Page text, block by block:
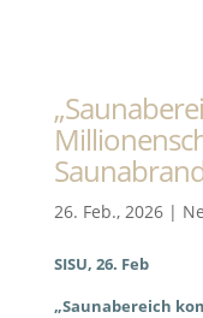
26. Feb., 2026|
SISU, 26. Feb
„Saunabereich